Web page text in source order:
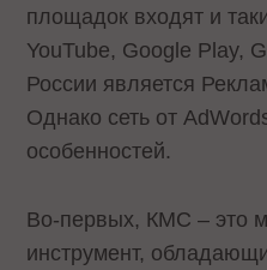
площадок входят и
YouTube, Google Play,
России является
Однако сеть от
особенностей.
Во-первых, КМС – это
инструмент,